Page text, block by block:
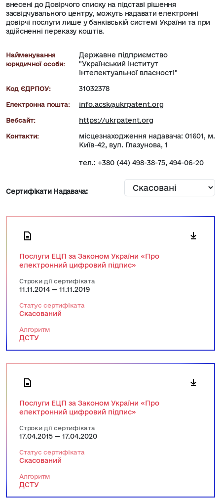
внесені до Довірчого списку на підставі рішення
засвідчувального центру, можуть надавати електронні
довірчі послуги лише у банківській системі України та при
здійсненні переказу коштів.
Найменування
юридичної особи:
Державне підприємство
"Український інститут
інтелектуальної власності"
Код ЄДРПОУ: 31032378
Електронна пошта: info.acsk@ukrpatent.org
Вебсайт: https://ukrpatent.org
Контакти:
місцезнаходження надавача: 01601, м.
Київ-42, вул. Глазунова, 1
тел.: +380 (44) 498-38-75, 494-06-20
Сертифікати Надавача:
Послуги ЕЦП за Законом України «Про
електронний цифровий підпис»
Строки дії сертифіката
11.11.2014 — 11.11.2019
Статус сертифіката
Скасований
Алгоритм
ДСТУ
Послуги ЕЦП за Законом України «Про
електронний цифровий підпис»
Строки дії сертифіката
17.04.2015 — 17.04.2020
Статус сертифіката
Скасований
Алгоритм
ДСТУ